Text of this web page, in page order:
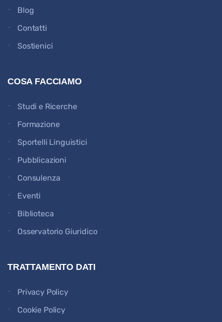
Blog
Contatti
Sostienici
COSA FACCIAMO
Studi e Ricerche
Formazione
Sportelli Linguistici
Pubblicazioni
Consulenza
Eventi
Biblioteca
Osservatorio Giuridico
TRATTAMENTO DATI
Privacy Policy
Cookie Policy